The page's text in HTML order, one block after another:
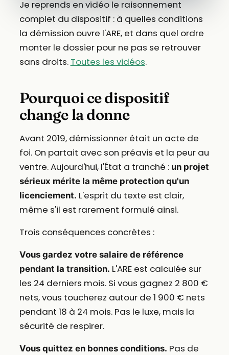
Je reprends en vidéo le raisonnement
complet du dispositif : à quelles conditions
la démission ouvre l'ARE, et dans quel ordre
monter le dossier pour ne pas se retrouver
sans droits. Toutes les vidéos.
Pourquoi ce dispositif
change la donne
Avant 2019, démissionner était un acte de
foi. On partait avec son préavis et la peur au
ventre. Aujourd'hui, l'État a tranché : un projet
sérieux mérite la même protection qu'un
licenciement. L'esprit du texte est clair,
même s'il est rarement formulé ainsi.
Trois conséquences concrètes :
Vous gardez votre salaire de référence
pendant la transition. L'ARE est calculée sur
les 24 derniers mois. Si vous gagnez 2 800 €
nets, vous toucherez autour de 1 900 € nets
pendant 18 à 24 mois. Pas le luxe, mais la
sécurité de respirer.
Vous quittez en bonnes conditions. Pas de